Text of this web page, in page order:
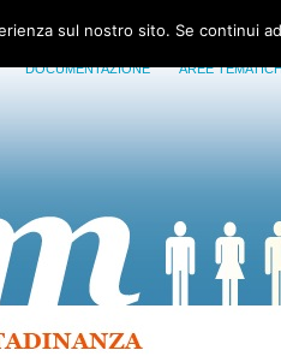
DOCUMENTAZIONE AREE
sul nostro sito. Se continui